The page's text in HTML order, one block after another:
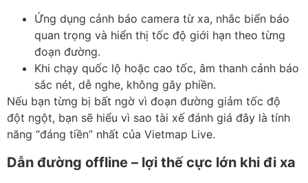
Ứng dụng cảnh báo camera từ xa, nhắc biển báo
quan trọng và hiển thị tốc độ giới hạn theo từng
đoạn đường.
Khi chạy quốc lộ hoặc cao tốc, âm thanh cảnh báo
sắc nét, dễ nghe, không gây phiền.
Nếu bạn từng bị bất ngờ vì đoạn đường giảm tốc độ
đột ngột, bạn sẽ hiểu vì sao tài xế đánh giá đây là tính
năng “đáng tiền” nhất của Vietmap Live.
Dẫn đường offline – lợi thế cực lớn khi đi xa